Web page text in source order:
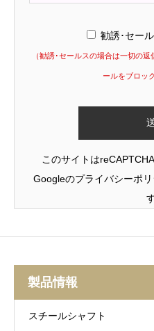
勧誘･セー
（勧誘･セールスの場合は一切の
ールをブロッ
このサイトは
Googleのプライバシーポ
製品情報
スチールシャフト